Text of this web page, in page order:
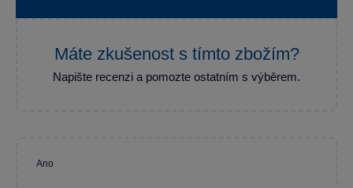
Máte zkušenost s tímto zbožím?
Napište recenzi a pomozte ostatním s výběrem.
Ano